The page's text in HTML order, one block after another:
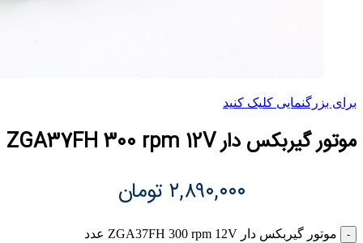
برای بزرگنمایی کلیک کنید
موتور گیربکس دار ZGA37FH 300 rpm 12V
۲,۸۹۰,۰۰۰ تومان
موتور گیربکس دار ZGA37FH 300 rpm 12V عدد